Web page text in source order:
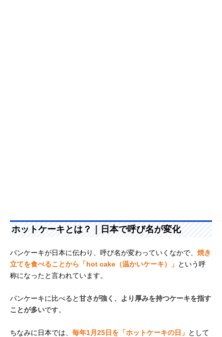
ホットケーキとは？｜日本で呼び名が変化
パンケーキが日本に伝わり、呼び名が変わっていくなかで、 焼き
立てを食べることから「hot cake（温かいケーキ）」 という呼
称になったと言われています。
パンケーキに比べると甘さが強く、より厚みを持つケーキを指す
ことが多いです。
ちなみに日本では、 毎年1月25日を「ホットケーキの日」 として